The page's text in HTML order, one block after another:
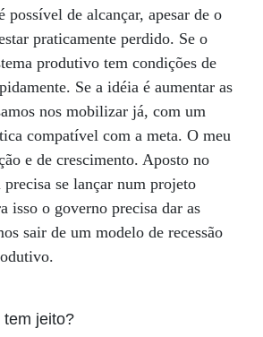
de alcançar, apesar de o
praticamente perdido. Se o
produtivo tem condições de
Se a idéia é aumentar as
nos mobilizar já, com um
compatível com a meta. O meu
e de crescimento. Aposto no
se lançar num projeto
isso o governo precisa dar as
sair de um modelo de recessão
tem jeito?